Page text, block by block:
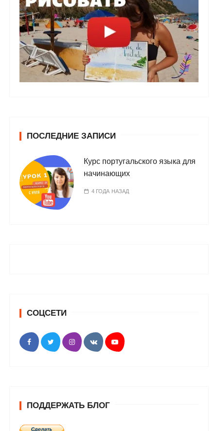
ПОСЛЕДНИЕ ЗАПИСИ
Курс португальского языка для
начинающих
4 ГОДА НАЗАД
СОЦСЕТИ
ПОДДЕРЖАТЬ БЛОГ